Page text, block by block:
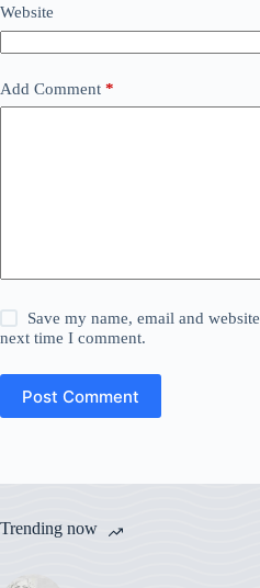
Website
Add Comment *
Save my name, email and
next time I comment.
Post Comment
Trending now